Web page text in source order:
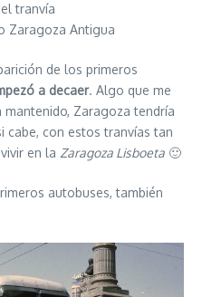
tranvía
Zaragoza Antigua
de los primeros
a decaer. Algo que me
Zaragoza tendría
cabe, con estos tranvías tan
en la Zaragoza Lisboeta 🙂
autobuses, también